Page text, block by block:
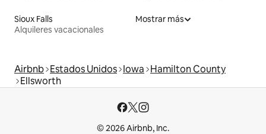
Sioux Falls
Alquileres vacacionales
Mostrar más
Airbnb Estados Unidos Iowa Hamilton County
Ellsworth
© 2026 Airbnb, Inc.